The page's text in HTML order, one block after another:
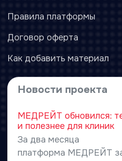
Правила платформы
Договор оферта
Как добавить материал
Новости проекта
МЕДРЕЙТ обновился:
и полезнее для клиник
За два месяца
платформа МЕДРЕЙТ